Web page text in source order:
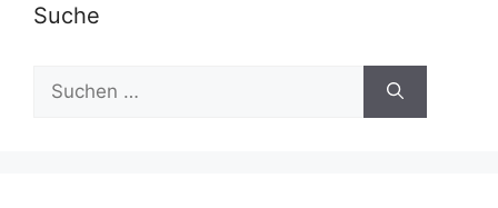
Suche
nach: